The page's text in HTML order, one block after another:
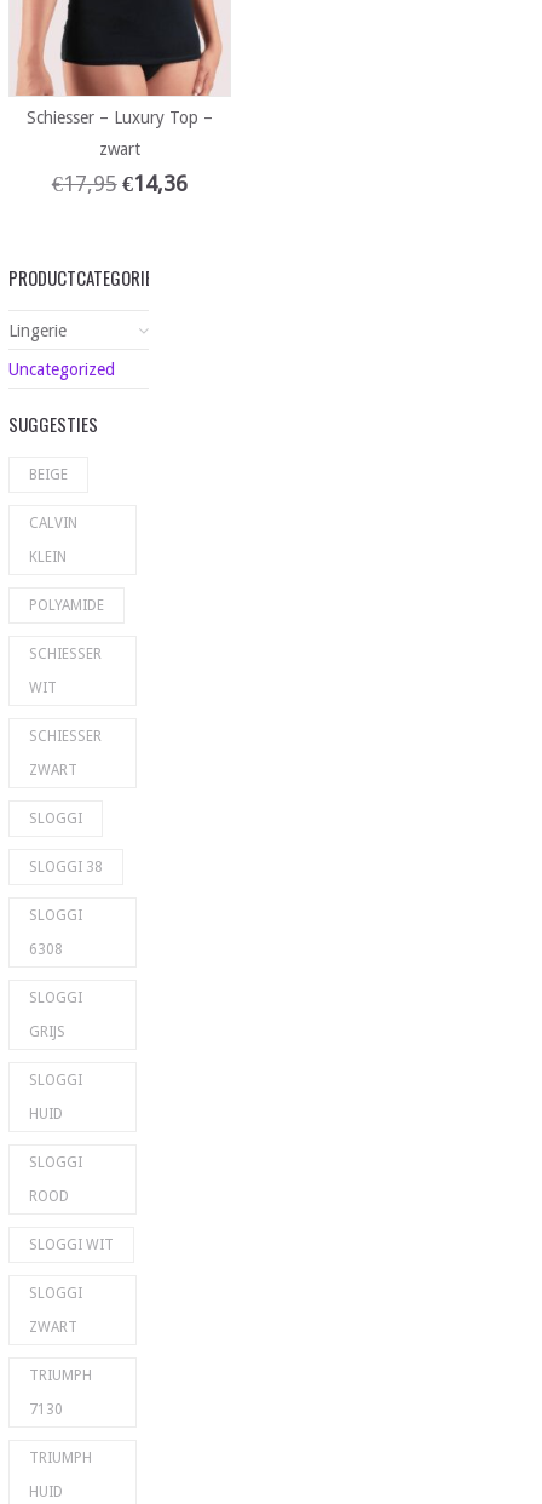
Schiesser – Luxury Top –
zwart
€17,95 €14,36
PRODUCTCATEGORIEËN
Lingerie
Uncategorized
SUGGESTIES
BEIGE
CALVIN
KLEIN
POLYAMIDE
SCHIESSER
WIT
SCHIESSER
ZWART
SLOGGI
SLOGGI 38
SLOGGI
6308
SLOGGI
GRIJS
SLOGGI
HUID
SLOGGI
ROOD
SLOGGI WIT
SLOGGI
ZWART
TRIUMPH
7130
TRIUMPH
HUID